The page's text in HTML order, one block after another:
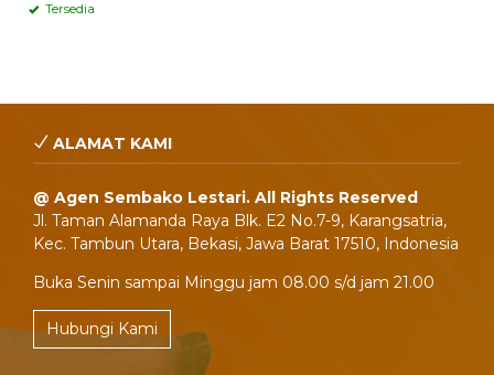
Tersedia
ALAMAT KAMI
@ Agen Sembako Lestari. All Rights Reserved
Jl. Taman Alamanda Raya Blk. E2 No.7-9, Karangsatria,
Kec. Tambun Utara, Bekasi, Jawa Barat 17510, Indonesia
Buka Senin sampai Minggu jam 08.00 s/d jam 21.00
Hubungi Kami